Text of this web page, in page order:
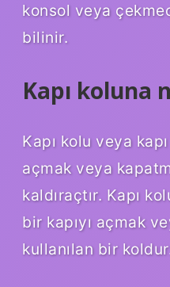
konsol veya
bilinir.
Kapı koluna
Kapı kolu veya
açmak veya
kaldıraçtır. Kapı
bir kapıyı açmak
kullanılan bir